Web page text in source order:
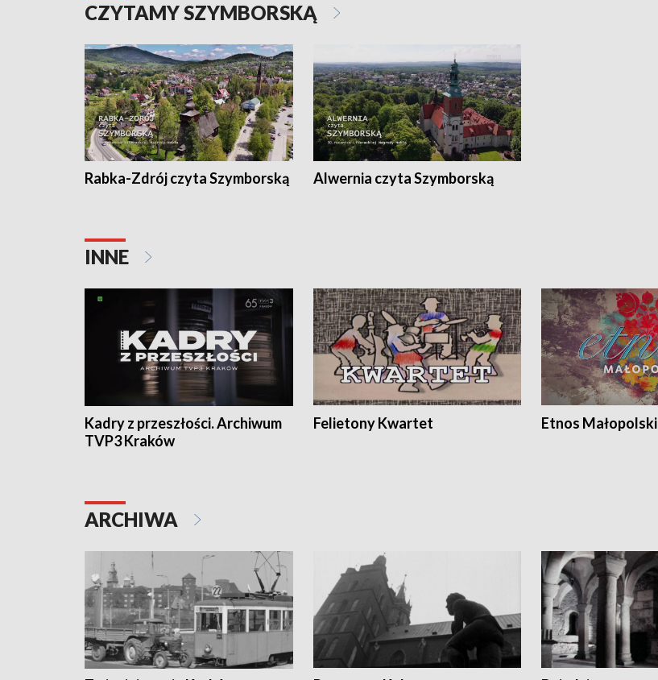
CZYTAMY SZYMBORSKĄ
Rabka-Zdrój czyta Szymborską Alwernia czyta Szymborską
INNE
Kadry z przeszłości. Archiwum
TVP3 Kraków
Felietony Kwartet Etnos Małopolski
ARCHIWA